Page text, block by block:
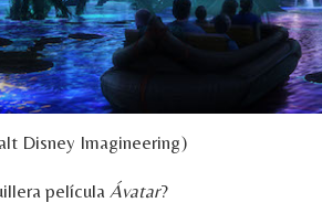
Disney Imagineering)
película Ávatar?